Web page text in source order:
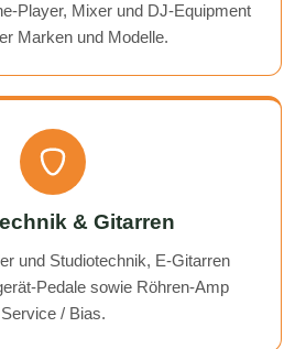
Player, Mixer und DJ-Equipment
Marken und Modelle.
& Gitarren
und Studiotechnik, E-Gitarren
Pedale sowie Röhren-Amp
Service / Bias.